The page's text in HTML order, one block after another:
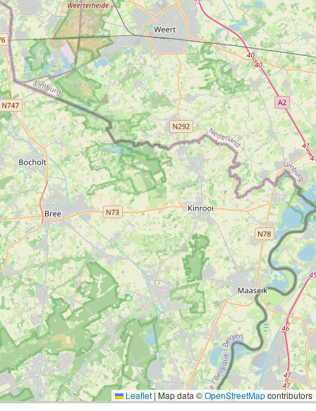
Leaflet | Map data ©OpenStreetMapcontributors